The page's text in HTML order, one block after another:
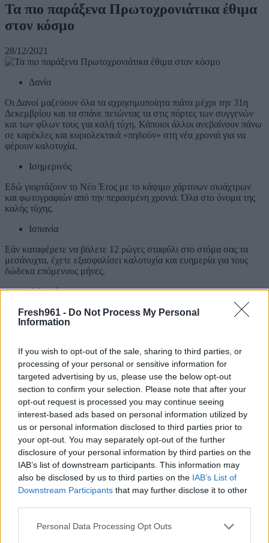
Fresh961 - Do Not Process My Personal
Information
If you wish to opt-out of the sale, sharing to third parties, or
processing of your personal or sensitive information for
targeted advertising by us, please use the below opt-out
section to confirm your selection. Please note that after your
opt-out request is processed you may continue seeing
interest-based ads based on personal information utilized by
us or personal information disclosed to third parties prior to
your opt-out. You may separately opt-out of the further
disclosure of your personal information by third parties on the
IAB’s list of downstream participants. This information may
also be disclosed by us to third parties on the IAB’s List of
Downstream Participants that may further disclose it to other
Please note that this website/app uses one or more Google
Personal Data Processing Opt Outs
Τα πιο παράξενα Πρωτοχρονιάτικα έθιμα
στον κόσμο
28/12/2021
Δανία
Οι Δανοί μαζεύουν όλα τα αχρησιμοποίητα πιάτα μέχρι την 31η
Δεκεμβρίου και τα σπάνε πετώντας τα στις πόρτες των συγγενών
και των φίλων τους για καλή τύχη. Κάποιοι άλλοι ανεβαίνουν πάνω
σε καρέκλες και κυριολεκτικά «πηδούν» στη νέα χρονιά για να
φέρουν καλοτυχία.
Ισημερινός
Εδώ γιορτάζουν το Νέο Έτος με το κάψιμο χάρτινων σκιάχτρων
και φωτογραφιών από την περασμένη χρονιά. Όλα στο όνομα της
καλής τύχης.
Ισπανία
Εάν καταφέρετε να βάλετε 12 ρώγες σταφύλι στο στόμα σας τα
μεσάνυχτα, έχετε εξασφαλίσει καλοτυχία και ευημερία για τους
δώδεκα επόμενους μήνες.
Φιλιππίνες
Επειδή το στρογγυλό σχήμα συμβολίζει για πολλούς τύχη και
ευημερία οι Φιλιππινέζοι παρουσιάζουν στρογγυλά φρούτα στο
Νότια Αμερική
Σε ορισμένες χώρες φορούν χρωματιστά εσώρουχα που
καθορίζουν τη μοίρα για το νέο έτος. Το κόκκινο συμβολίζει την
αγάπη, το χρυσό τον πλούτο και το λευκό την ειρήνη.
Ιαπωνία
Στην Ιαπωνία χτυπούν τις καμπάνες 108 φορές σύμφωνα με τη
βουδιστική πεποίθηση ότι αυτό φέρνει εξαγνισμό. Θεωρούν επίσης
ότι φέρνει καλή τύχη να χαμογελούν κατά τον ερχομό του νέου
έτους.
Κάθε χρόνο στα τέλη Δεκεμβρίου οι άνθρωποι σε ένα μικρό χωριό
πιάνονται κυριολεκτικά στα χέρια ώστε να λύσουν τις όποιες